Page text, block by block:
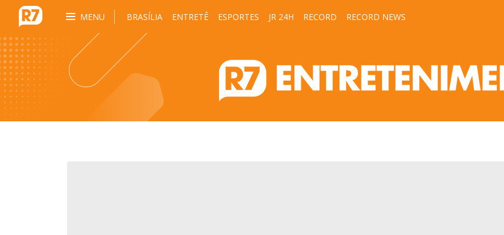
MENU BRASÍLIA ENTRETÊ ESPORTES JR 24H RECORD RECORD NEWS